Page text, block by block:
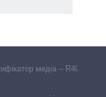
медіа – R40-